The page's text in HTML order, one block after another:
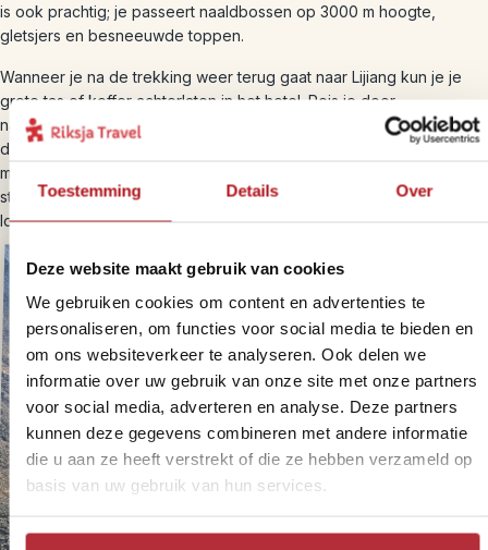
Toestemming Details Over
Deze website maakt gebruik van cookies
We gebruiken cookies om content en advertenties te
personaliseren, om functies voor social media te bieden en
om ons websiteverkeer te analyseren. Ook delen we
informatie over uw gebruik van onze site met onze partners
voor social media, adverteren en analyse. Deze partners
kunnen deze gegevens combineren met andere informatie
die u aan ze heeft verstrekt of die ze hebben verzameld op
basis van uw gebruik van hun services.
is ook prachtig; je passeert naaldbossen op 3000 m hoogte,
gletsjers en besneeuwde toppen.
Wanneer je na de trekking weer terug gaat naar Lijiang kun je je
grote tas of koffer achterlaten in het hotel. Reis je door
naarZhongdian, dan laat je je bagage achter bij het beginpunt van
de trekking. Tijdens de trektocht kun je een kleinere rugtas
meenemen met alleen de spullen die je daar nodig hebt. Toch een
stuk comfortabeler om alleen met je dagrugzak door de Gorge te
lopen.